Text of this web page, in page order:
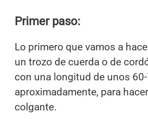
Primer paso:
Lo primero que vamos a
un trozo de cuerda o de
con una longitud de unos
aproximadamente, para
colgante.